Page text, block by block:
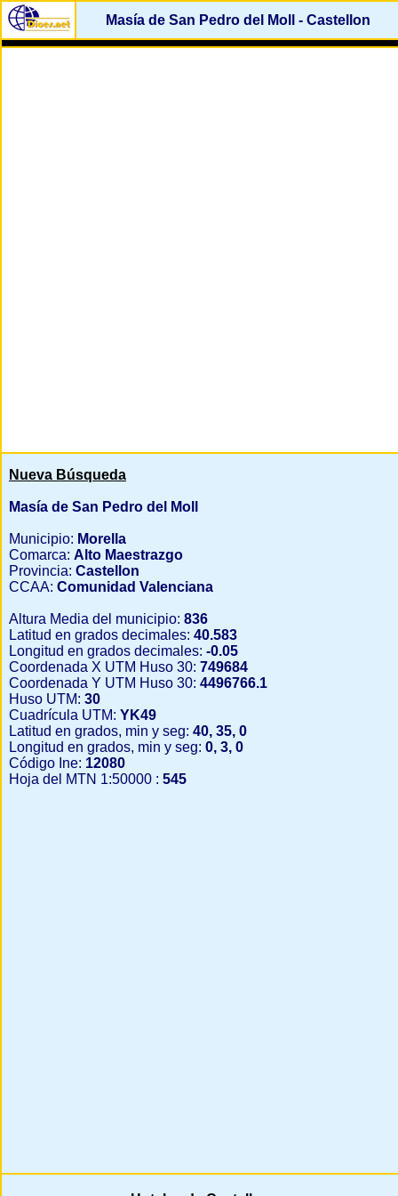
Masía de San Pedro del Moll - Castellon
Nueva Búsqueda
Masía de San Pedro del Moll
Municipio: Morella
Comarca: Alto Maestrazgo
Provincia: Castellon
CCAA: Comunidad Valenciana
Altura Media del municipio: 836
Latitud en grados decimales: 40.583
Longitud en grados decimales: -0.05
Coordenada X UTM Huso 30: 749684
Coordenada Y UTM Huso 30: 4496766.1
Huso UTM: 30
Cuadrícula UTM: YK49
Latitud en grados, min y seg: 40, 35, 0
Longitud en grados, min y seg: 0, 3, 0
Código Ine: 12080
Hoja del MTN 1:50000 : 545